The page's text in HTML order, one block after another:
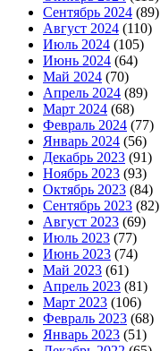
Сентябрь 2024 (89)
Август 2024 (110)
Июль 2024 (105)
Июнь 2024 (64)
Май 2024 (70)
Апрель 2024 (89)
Март 2024 (68)
Февраль 2024 (77)
Январь 2024 (56)
Декабрь 2023 (91)
Ноябрь 2023 (93)
Октябрь 2023 (84)
Сентябрь 2023 (82)
Август 2023 (69)
Июль 2023 (77)
Июнь 2023 (74)
Май 2023 (61)
Апрель 2023 (81)
Март 2023 (106)
Февраль 2023 (68)
Январь 2023 (51)